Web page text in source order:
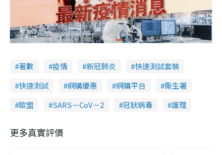
著數 疫情 新冠肺炎
快速測試套裝
快速測試
網購優惠 網購平台
衞生署
歐盟
SARS－CoV－2 冠狀病毒 護理
更多真實評價